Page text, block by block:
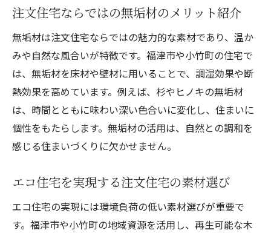
注文住宅ならではの無垢材のメリット紹介
無垢材は注文住宅ならではの魅力的な素材であり、温か
みや自然な風合いが特徴です。福津市や小竹町の住宅で
は、無垢材を床材や壁材に用いることで、調湿効果や断
熱効果を高めています。例えば、杉やヒノキの無垢材
は、時間とともに味わい深い色合いに変化し、住まいに
個性をもたらします。無垢材の活用は、自然との調和を
感じる住まいづくりに欠かせません。
エコ住宅を実現する注文住宅の素材選び
エコ住宅の実現には環境負荷の低い素材選びが重要で
す。福津市や小竹町の地域資源を活用し、再生可能な木